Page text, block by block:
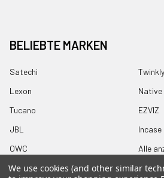
BELIEBTE MARKEN
Satechi
Lexon
Tucano
JBL
OWC
Twinkly
Native
EZVIZ
Incase
Alle
We use cookies (and other similar